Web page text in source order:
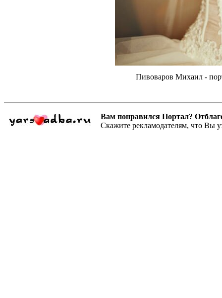
Пивоваров Михаил -
Вам понравился Портал?
Скажите рекламодателям, что Вы